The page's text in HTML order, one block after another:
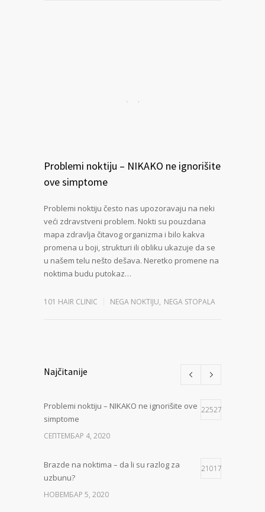
Problemi noktiju – NIKAKO ne ignorišite
ove simptome
Problemi noktiju često nas upozoravaju na neki
veći zdravstveni problem. Nokti su pouzdana
mapa zdravlja čitavog organizma i bilo kakva
promena u boji, strukturi ili obliku ukazuje da se
u našem telu nešto dešava. Neretko promene na
noktima budu putokaz…
101 HAIR CLINIC NEGA NOKTIJU, NEGA STOPALA
Najčitanije
Problemi noktiju – NIKAKO ne ignorišite ove
simptome
22527
СЕПТЕМБАР 4, 2020
Brazde na noktima – da li su razlog za
uzbunu?
21017
НОВЕМБАР 5, 2020